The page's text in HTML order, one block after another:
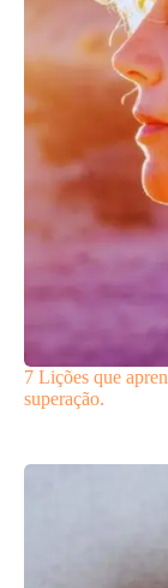
7 Lições que
superação.